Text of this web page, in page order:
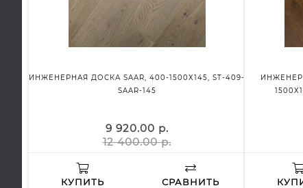
ИНЖЕНЕРНАЯ ДОСКА SAAR, 400-1500Х145, ST-409-
SAAR-145
9 920.00 р.
12 400.00 р.
КУПИТЬ СРАВНИТЬ